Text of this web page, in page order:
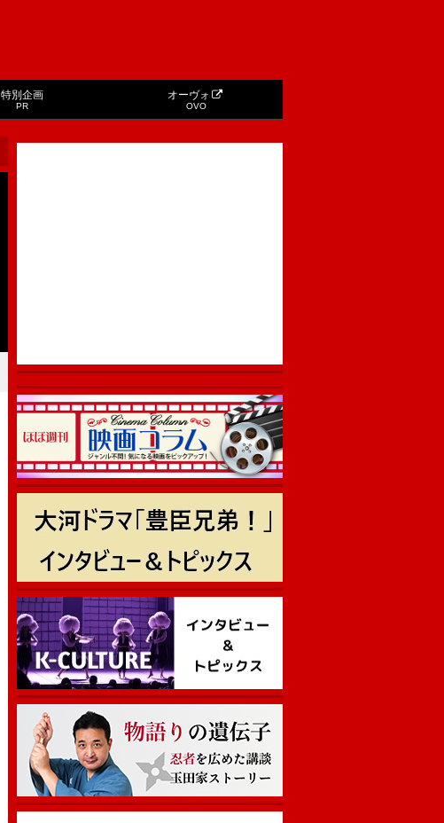
特別企画
PR
オーヴォ
OVO